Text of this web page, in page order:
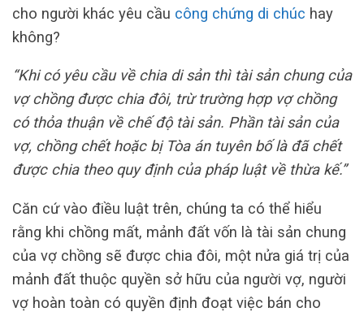
cho người khác yêu cầu công chứng di chúc hay
không?
“Khi có yêu cầu về chia di sản thì tài sản chung của
vợ chồng được chia đôi, trừ trường hợp vợ chồng
có thỏa thuận về chế độ tài sản. Phần tài sản của
vợ, chồng chết hoặc bị Tòa án tuyên bố là đã chết
được chia theo quy định của pháp luật về thừa kế.”
Căn cứ vào điều luật trên, chúng ta có thể hiểu
rằng khi chồng mất, mảnh đất vốn là tài sản chung
của vợ chồng sẽ được chia đôi, một nửa giá trị của
mảnh đất thuộc quyền sở hữu của người vợ, người
vợ hoàn toàn có quyền định đoạt việc bán cho